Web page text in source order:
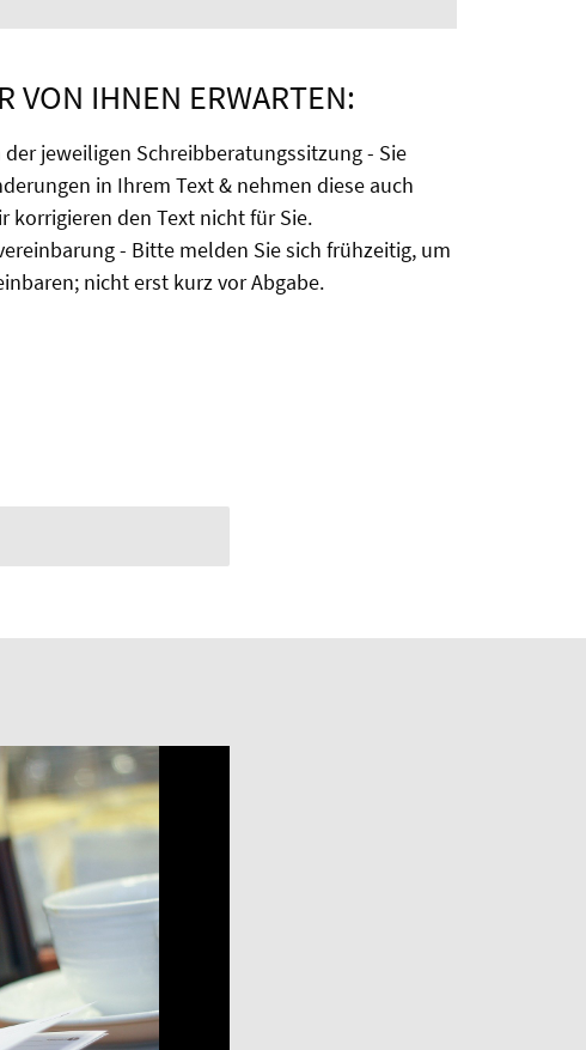
VON IHNEN ERWARTEN:
jeweiligen Schreibberatungssitzung - Sie
in Ihrem Text & nehmen diese auch
korrigieren den Text nicht für Sie.
- Bitte melden Sie sich frühzeitig, um
nicht erst kurz vor Abgabe.